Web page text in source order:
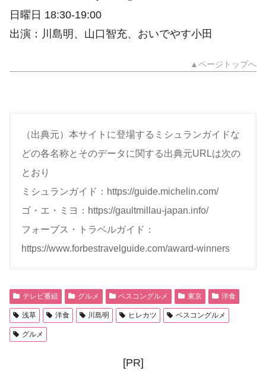
日曜日 18:30-19:00
出演：川島明、山口智充、おいでやす小田
▲ページトップへ
（出典元）本サイトに登場するミシュランガイドな
どの各名称とそのデータに関する出典元URLは次の
とおり
ミシュランガイド：https://guide.michelin.com/
ゴ・エ・ミヨ：https://gaultmillau-japan.info/
フォーブス・トラベルガイド：
https://www.forbestravelguide.com/award-winners
テレビ番組 グルメ ベスコングルメ 東京 洋食
浅草 洋食 川島明 ヒレカツ ベスコングルメ
グルメ
[PR]